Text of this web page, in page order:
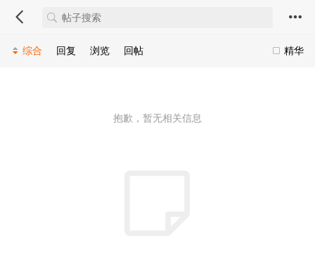
精华
综合 回复 浏览 回帖
抱歉，暂无相关信息